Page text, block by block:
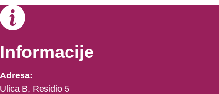
Informacije
Adresa:
Ulica B, Residio 5